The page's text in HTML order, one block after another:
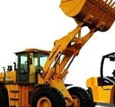
ситуацию.
систему
лучше лишний
вмешательства: